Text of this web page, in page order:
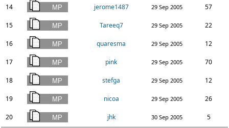
14 jerome1487 29 Sep 2005 57
15 Tareeq7 29 Sep 2005 22
16 quaresma 29 Sep 2005 12
17 pink 29 Sep 2005 70
18 stefga 29 Sep 2005 12
19 nicoa 29 Sep 2005 26
20 jhk 30 Sep 2005 5